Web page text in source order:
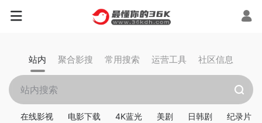
站内 聚合影搜 常用搜索 运营工具 社区信息
在线影视 电影下载 4K蓝光 美剧 日韩剧 纪录片